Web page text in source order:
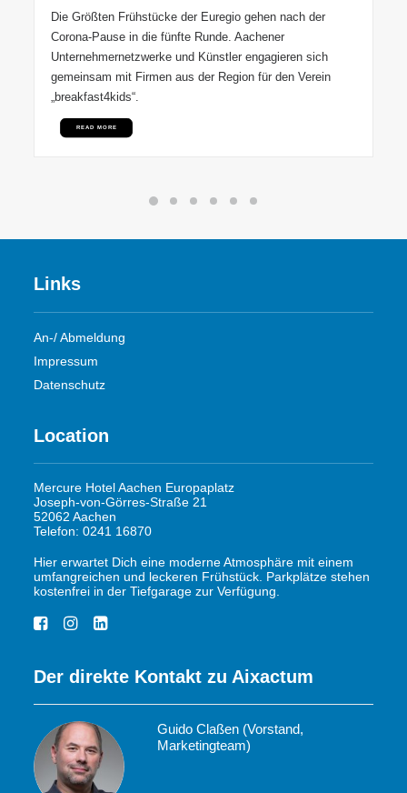
Die Größten Frühstücke der Euregio gehen nach der
Corona-Pause in die fünfte Runde. Aachener
Unternehmernetzwerke und Künstler engagieren sich
gemeinsam mit Firmen aus der Region für den Verein
„breakfast4kids“.
READ MORE
Links
An-/ Abmeldung
Impressum
Datenschutz
Location
Mercure Hotel Aachen Europaplatz
Joseph-von-Görres-Straße 21
52062 Aachen
Telefon: 0241 16870
Hier erwartet Dich eine moderne Atmosphäre mit einem
umfangreichen und leckeren Frühstück. Parkplätze stehen
kostenfrei in der Tiefgarage zur Verfügung.
Der direkte Kontakt zu Aixactum
Guido Claßen (Vorstand,
Marketingteam)